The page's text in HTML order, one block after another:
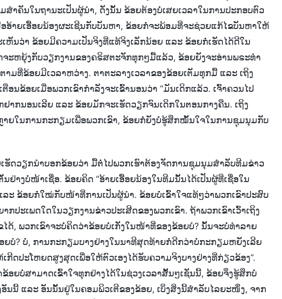
ສໍາຄັນໃນຖານະເປັນຜູ້ນໍາ, ດັ່ງນັ້ນ ຂ້ອຍຕ້ອງບໍ່ເສຍເວລາໃນການປະກອບຕົວ
ອອ້າຍເອື້ອຍນ້ອງຜະເຊີນກັບບັນຫາ, ຂ້ອຍກໍ່ຈະພ້ອມທີ່ຈະຊ່ວຍແກ້ໄຂບັນຫາໃຫ້
ຫັນວ່າ ຂ້ອຍມີຄວາມເປັນຈິງທີ່ແທ້ຈິງເລັກນ້ອຍ ແລະ ຂ້ອຍກໍ່ເຮັດໄດ້ດີໃນ
ະຫຍຸ້ງກັບວຽກງານຂອງຄຣິສຕະຈັກທຸກໆມື້ແລ້ວ, ຂ້ອຍຍັງຈະອ່ານພຣະທຳ
າມທີ່ຂ້ອຍມີເວລາຫວ່າງ. ຕາຕະລາງເວລາຂອງຂ້ອຍເຕັມທຸກມື້ ແລະ ເຖິງ
ອນຂ້ອຍເມື່ອພວກເຂົາກໍາລັງຈະເຂົ້ານອນວ່າ “ມັນເດິກແລ້ວ. ເຈົ້າຄວນໄປ
າກນອນເລີຍ ແລະ ຂ້ອຍມັກຈະເຮັດວຽກຈົນເດິກໃນຕອນກາງຄືນ. ເຖິງ
ຍໃນການກະກຽມເພື່ອພວກເຂົາ, ຂ້ອຍກໍ່ຍັງບໍ່ຮູ້ສຶກໝັ້ນໃຈໃນການຊຸມນຸມກັບ
ຮັດວຽກນຳບອກຂ້ອຍວ່າ ມື້ຕໍ່ໄປພວກເຮົາຕ້ອງຈັດການຊຸມນຸມສຳລັບທີມຂ່າວ
ຢ່າງບໍ່ໜ້າເຊື່ອ. ຂ້ອຍຄິດ “ອ້າຍເອື້ອຍນ້ອງໃນທີມນັ້ນໄດ້ເປັນຜູ້ທີ່ເຊື່ອໃນ
ະ ຂ້ອຍກໍ່ໃໝ່ກັບໜ້າທີ່ການເປັນຜູ້ນຳ. ຂ້ອຍບໍ່ເຂົ້າໃຈແທ້ໆວ່າພວກເຂົາປະສົບ
ປະເພດໃດໃນວຽກງານຂ່າວປະເສີດຂອງພວກເຂົາ. ຖ້າພວກເຂົາເວົ້າເຖິງ
ດ້, ພວກເຂົາຈະບໍ່ຄິດວ່າຂ້ອຍບໍ່ເກັ່ງໃນໜ້າທີ່ຂອງຂ້ອຍບໍ? ນັ້ນຈະບໍ່ທຳລາຍ
ຍບໍ? ບໍ່, ການກະກຽມບາງຢ່າງໃນນາທີສຸດທ້າຍກໍ່ດີກວ່າບໍ່ກະກຽມຫຍັງເລີຍ
ກີດປະໂຫຍດສູງສຸດເພື່ອໃຫ້ຕົວເອງໄດ້ຮັບຄວາມຈິງບາງຢ່າງທີ່ກ່ຽວຂ້ອງ”.
ອຍບໍ່ສາມາດເຂົ້າໃຈທຸກຢ່າງໄດ້ໃນຊ່ວງເວລາສັ້ນໆເຊັ່ນນີ້, ຂ້ອຍຈຶ່ງຮູ້ສຶກບໍ່
ນນີ້ ແລະ ອັນນັ້ນຢູ່ໃນຄອມພິວເຕີຂອງຂ້ອຍ, ເບິ່ງສິ່ງນີ້ສຳລັບໄລຍະໜຶ່ງ, ຈາກ